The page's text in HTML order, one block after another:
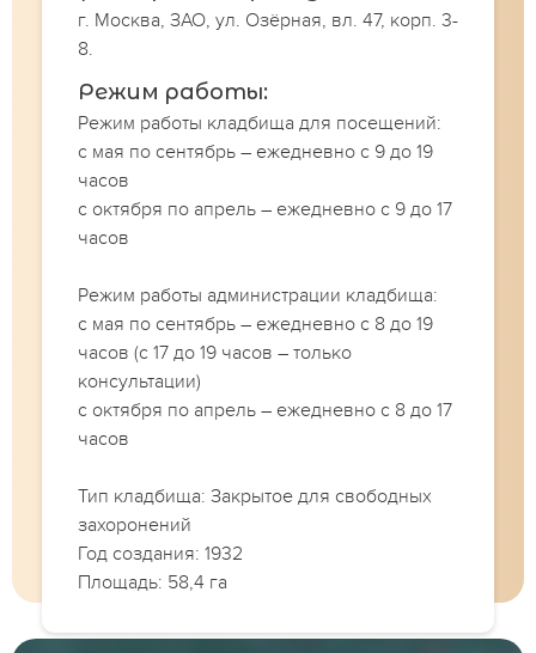
г. Москва, ЗАО, ул. Озёрная, вл. 47, корп. 3-
8.
Режим работы:
Режим работы кладбища для посещений:
с мая по сентябрь – ежедневно с 9 до 19
часов
с октября по апрель – ежедневно с 9 до 17
часов
Режим работы администрации кладбища:
с мая по сентябрь – ежедневно с 8 до 19
часов (с 17 до 19 часов – только
консультации)
с октября по апрель – ежедневно с 8 до 17
часов
Тип кладбища: Закрытое для свободных
захоронений
Год создания: 1932
Площадь: 58,4 га